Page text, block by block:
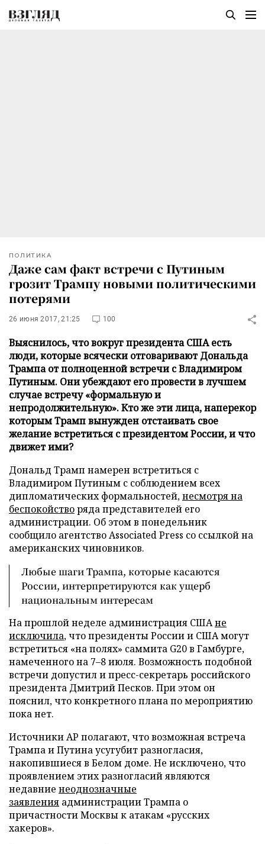
ПОЛИТИКА
Даже сам факт встречи с Путиным
грозит Трампу новыми политическими
потерями
26 июня 2017, 21:25 100
Выяснилось, что вокруг президента США есть
люди, которые всячески отговаривают Дональда
Трампа от полноценной встречи с Владимиром
Путиным. Они убеждают его провести в лучшем
случае встречу «формальную и
непродолжительную». Кто же эти лица, наперекор
которым Трамп вынужден отстаивать свое
желание встретиться с президентом России, и что
движет ими?
Дональд Трамп намерен встретиться с
Владимиром Путиным с соблюдением всех
дипломатических формальностей,несмотря на
беспокойстворяда представителей его
администрации. Об этом в понедельник
сообщило агентство Associated Press со ссылкой на
американских чиновников.
Любые шаги Трампа, которые касаются
России, интерпретируются как ущерб
национальным интересам
На прошлой неделе администрация СШАне
исключила, что президенты России и США могут
встретиться «на полях» саммита G20 в Гамбурге,
намеченного на 7–8 июля. Возможность подобной
встречи допустил и пресс-секретарь российского
президента Дмитрий Песков. При этом он
пояснил, что конкретного плана по мероприятию
пока нет.
Источники AP полагают, что возможная встреча
Трампа и Путина усугубит разногласия,
накопившиеся в Белом доме. Не исключено, что
проявлением этих разногласий являются
недавние неоднозначные
заявления администрации Трампа о
причастности Москвы к атакам «русских
хакеров».